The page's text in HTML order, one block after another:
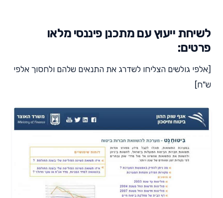
לשיחת ייעוץ עם מתכנן פיננסי מלאו
פרטים:
[אלפי גולשים הצליחו לשדרג את התנאים שלהם ולחסוך אלפי
ש"ח]